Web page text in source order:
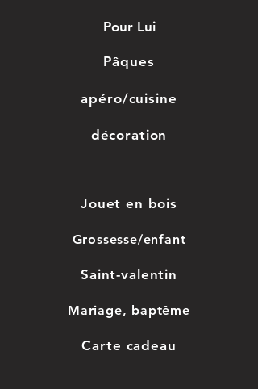
Pour Lui
Pâques
apéro/cuisine
décoration
Jouet en bois
Grossesse/enfant
Saint-valentin
Mariage, baptême
Carte cadeau